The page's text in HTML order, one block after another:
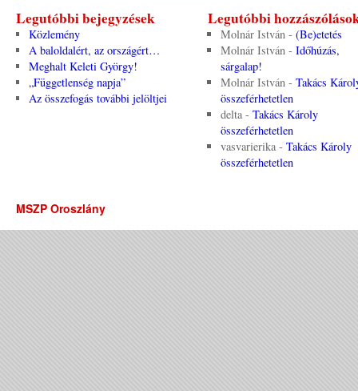
Legutóbbi bejegyzések
Közlemény
A baloldalért, az országért…
Meghalt Keleti György!
„Függetlenség napja”
Az összefogás további jelöltjei
Legutóbbi
Molnár István- (Be)etetés
Molnár István- Időhúzás,
sárgalap!
Molnár István- Takács
összeférhetetlen
delta- Takács Károly
összeférhetetlen
vasvarierika- Takács Károly
összeférhetetlen
MSZP Oroszlány